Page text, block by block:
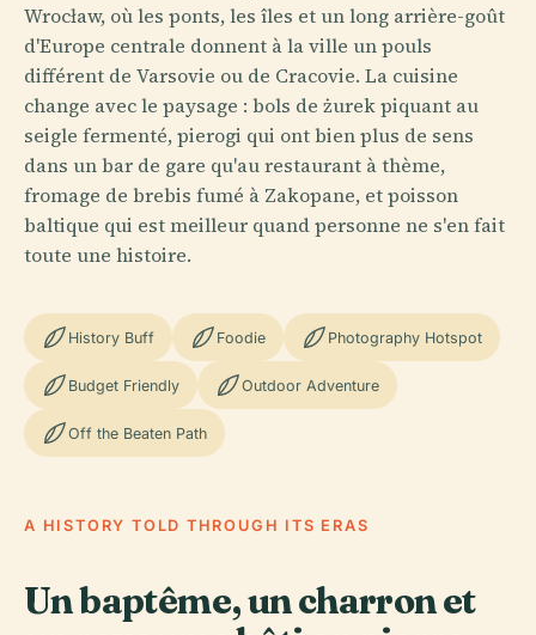
Wrocław, où les ponts, les îles et un long arrière-goût
d'Europe centrale donnent à la ville un pouls
différent de Varsovie ou de Cracovie. La cuisine
change avec le paysage : bols de żurek piquant au
seigle fermenté, pierogi qui ont bien plus de sens
dans un bar de gare qu'au restaurant à thème,
fromage de brebis fumé à Zakopane, et poisson
baltique qui est meilleur quand personne ne s'en fait
toute une histoire.
History Buff Foodie Photography Hotspot
Budget Friendly Outdoor Adventure
Off the Beaten Path
A HISTORY TOLD THROUGH ITS ERAS
Un baptême, un charron et